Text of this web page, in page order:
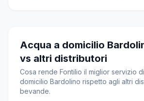
Acqua a domicilio
vs altri distributori
Cosa rende Fontilio il miglior servizio
domicilio Bardolino rispetto agli altri
bevande.